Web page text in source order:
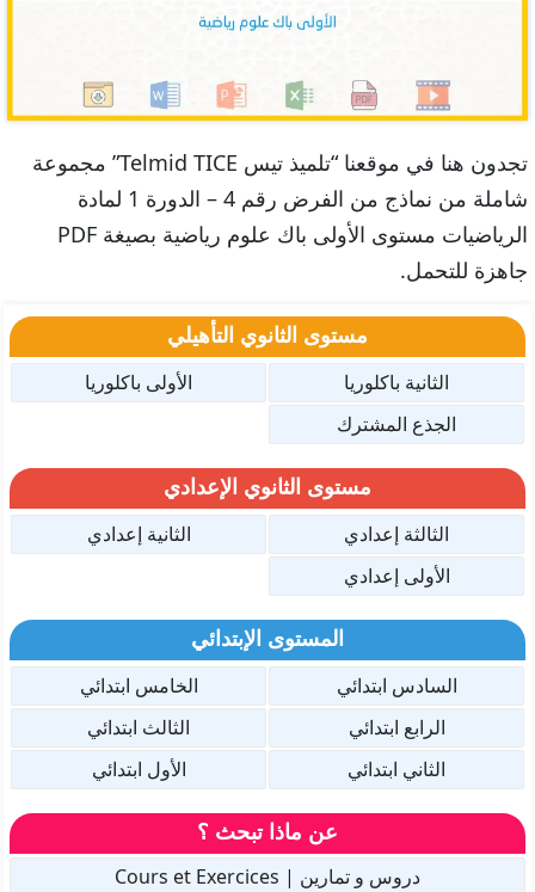
تجدون هنا في موقعنا “تلميذ تيس Telmid TICE” مجموعة
شاملة من نماذج من الفرض رقم 4 – الدورة 1 لمادة
الرياضيات مستوى الأولى باك علوم رياضية بصيغة PDF
جاهزة للتحمل.
مستوى الثانوي التأهيلي
الثانية باكلوريا
الأولى باكلوريا
الجذع المشترك
مستوى الثانوي الإعدادي
الثالثة إعدادي
الثانية إعدادي
الأولى إعدادي
المستوى الإبتدائي
السادس ابتدائي
الخامس ابتدائي
الرابع ابتدائي
الثالث ابتدائي
الثاني ابتدائي
الأول ابتدائي
عن ماذا تبحث ؟
دروس و تمارين | Cours et Exercices